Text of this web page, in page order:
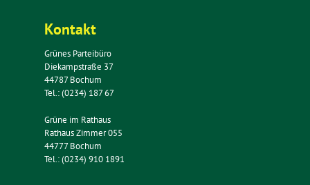
Kontakt
Grünes Parteibüro
Diekampstraße 37
44787 Bochum
Tel.: (0234) 187 67
Grüne im Rathaus
Rathaus Zimmer 055
44777 Bochum
Tel.: (0234) 910 1891